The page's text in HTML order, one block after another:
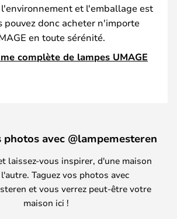
et l'emballage est
pouvez donc acheter n'importe
en toute sérénité.
complète de lampes UMAGE
photos avec @lampemesteren
laissez-vous inspirer, d'une maison
Taguez vos photos avec
et vous verrez peut-être votre
maison ici !